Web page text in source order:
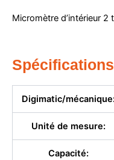
Micromètre d’intérieur
Spécifications
Digimatic/
Unité de mesure:
Capacité: